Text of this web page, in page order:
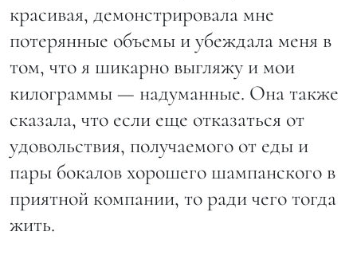
красивая, демонстрировала мне
потерянные объемы и убеждала меня в
том, что я шикарно выгляжу и мои
килограммы — надуманные. Она также
сказала, что если еще отказаться от
удовольствия, получаемого от еды и
пары бокалов хорошего шампанского в
приятной компании, то ради чего тогда
жить.